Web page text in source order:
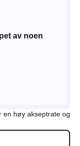
av noen
en høy akseptrate og